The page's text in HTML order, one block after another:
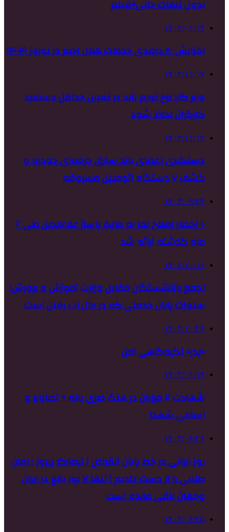
بدون تلفات جانی+فیلم
۱۴۰۴/۰۱/۱۴
افزایش ۸۰ درصدی خدمات هلال احمر در نوروز ۱۴۰۴
۱۴۰۲/۱۱/۰۷
وزیر کار: نرخ تورم باید در تعیین حداقل دستمزد
کارگران لحاظ شود
۱۴۰۲/۱۱/۱۲
دستگیری اعضای باند سارق حرفه‌ای خودرو و
کشف ۷ دستگاه اتومبیل مسروقه
۱۴۰۳/۰۹/۲۳
۱۰ اخطار اصلاح نما به مالک پاساژ علاءالدین طی ۶
ماه گذشته ارائه شد
۱۴۰۲/۱۰/۱۶
تجمع بازنشستگان مقابل وزارت آموزش و پرورش؛
سنوات پایان خدمتی که در حال آب رفتن است
۱۴۰۲/۱۰/۲۶
«پدر» تکیه‌گاهی امن
۱۴۰۴/۰۱/۱۹
شهادت ۲ مرزبان در هنگ مرزی بانه + تصاویر و
اسامی شهدا
۱۴۰۳/۰۸/۲۶
یوز ایرانی در خط پایان انقراض | تیمارگر پیروز : زمان
طلایی را از دست دادیم | تنها ۷ یوز بالغ در ایران
وجهان باقی مانده است
۱۴۰۳/۰۸/۲۵